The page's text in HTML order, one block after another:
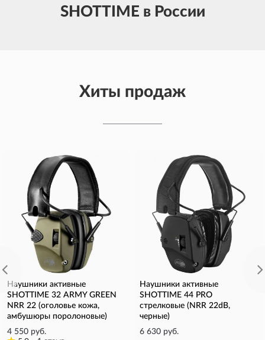
SHOTTIME в России
Хиты продаж
Наушники активные
SHOTTIME 32 ARMY GREEN
NRR 22 (оголовье кожа,
амбушюры поролоновые)
4 550 руб.
Наушники активные
SHOTTIME 44 PRO
стрелковые (NRR 22dB,
черные)
6 630 руб.